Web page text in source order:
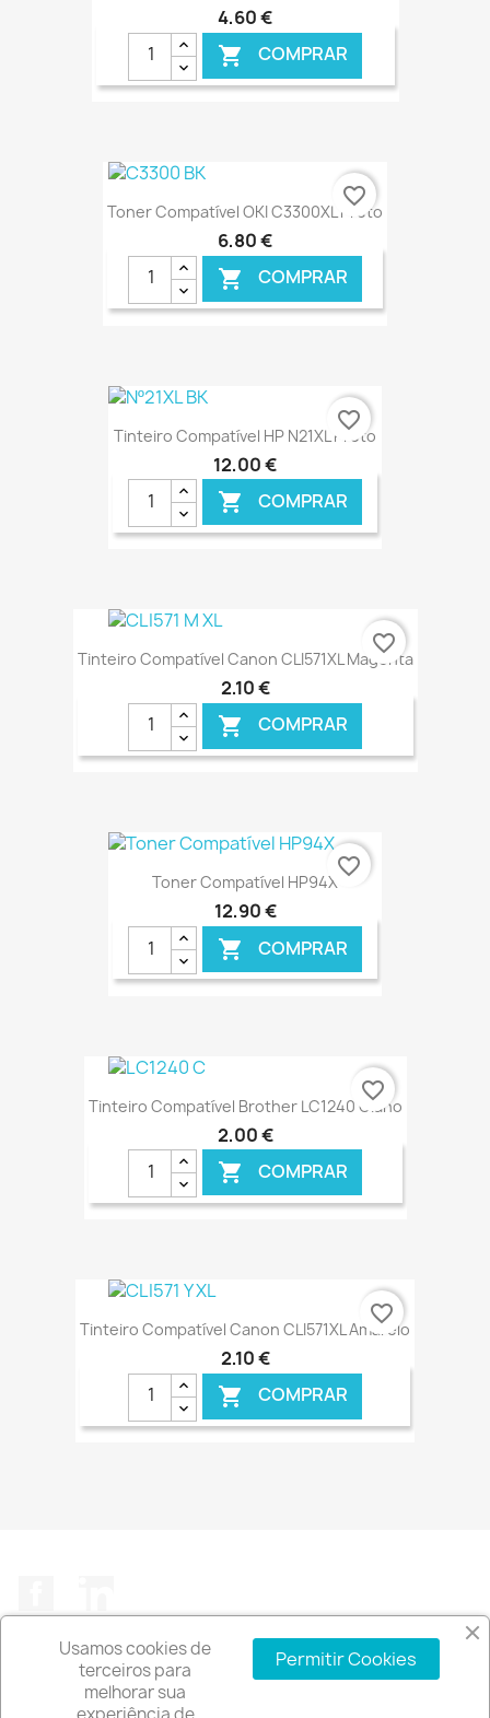
4,60 €
 COMPRAR
€ ONLINE
Toner Compatível OKI C3300XL Preto
6,80 €
 COMPRAR
€ ONLINE
favorite_border
Tinteiro Compatível HP N21XL Preto
12,00 €
 COMPRAR
favorite_border
Tinteiro Compatível Canon CLI571XL Magenta
2,10 €
 COMPRAR
€ ONLINE
favorite_border
Toner Compatível HP94X
12,90 €
 COMPRAR
€ ONLINE
favorite_border
Tinteiro Compatível Brother LC1240 Ciano
2,00 €
 COMPRAR
€ ONLINE
favorite_border
Tinteiro Compatível Canon CLI571XL Amarelo
2,10 €
 COMPRAR
favorite_border
Usamos cookies de
terceiros para
melhorar sua
Permitir Cookies